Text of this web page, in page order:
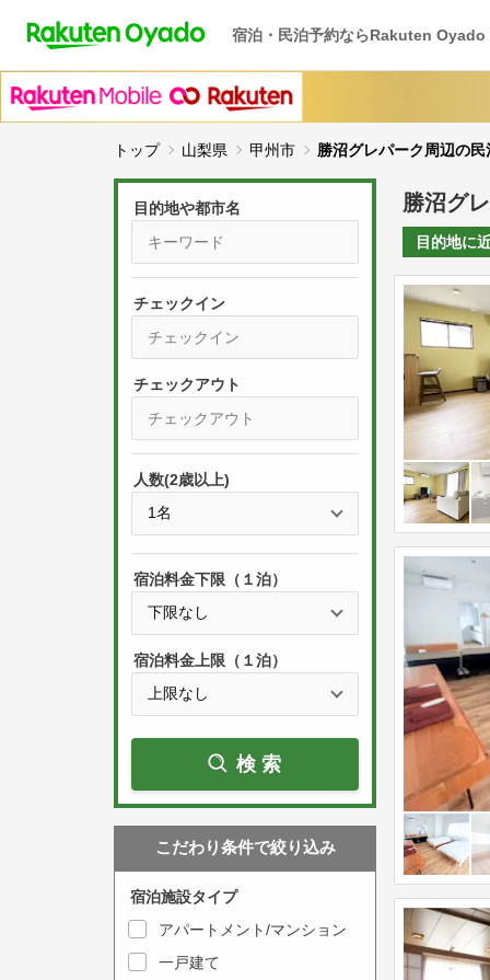
宿泊・民泊予約ならRakuten Oyado
トップ 山梨県 甲州市 勝沼グレパーク周辺の
目的地や都市名
チェックイン
r
s
s
e
w
a
r
w
e
t
o
P
r
s
t
e
w
a
r
w
k
人数(2歳以上)
宿泊料金下限（１泊）
宿泊料金上限（１泊）
検索
こだわり条件で絞り込み
宿泊施設タイプ
アパートメント/マンション
一戸建て
勝沼グ
目的地に